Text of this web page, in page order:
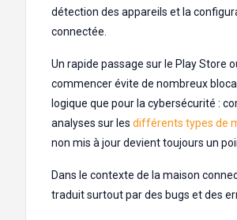
détection des appareils et la
connectée.
Un rapide passage sur le Play Store
commencer évite de nombreux
logique que pour la cybersécurité :
analyses sur les différents types de
non mis à jour devient toujours un
Dans le contexte de la maison
traduit surtout par des bugs et des